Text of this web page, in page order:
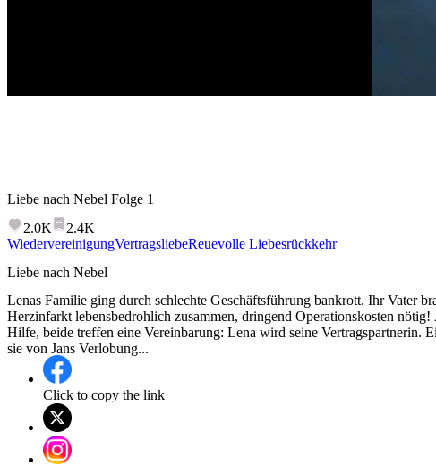
Liebe nach Nebel Folge 1
2.0K
2.4K
WiedervereinigungVertragsliebeReuevolle Liebesrückkehr
Liebe nach Nebel
Lenas Familie ging durch schlechte Geschäftsführung bankrott. Ihr Vater
Herzinfarkt lebensbedrohlich zusammen, dringend Operationskosten
Hilfe, beide treffen eine Vereinbarung: Lena wird seine Vertragspartnerin.
sie von Jans Verlobung...
Click to copy the link